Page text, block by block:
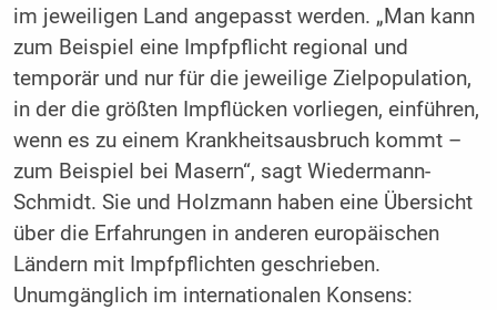
im jeweiligen Land angepasst werden. „Man kann
zum Beispiel eine Impfpflicht regional und
temporär und nur für die jeweilige Zielpopulation,
in der die größten Impflücken vorliegen, einführen,
wenn es zu einem Krankheitsausbruch kommt –
zum Beispiel bei Masern“, sagt Wiedermann-
Schmidt. Sie und Holzmann haben eine Übersicht
über die Erfahrungen in anderen europäischen
Ländern mit Impfpflichten geschrieben.
Unumgänglich im internationalen Konsens: